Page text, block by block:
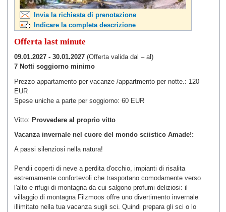
Invia la richiesta di prenotazione
Indicare la completa descrizione
Offerta last minute
09.01.2027 - 30.01.2027(Offerta valida dal – al)
7 Notti soggiorno minimo
Prezzo appartamento per vacanze /appartmento per notte.: 120
EUR
Spese uniche a parte per soggiorno: 60 EUR
Vitto: Provvedere al proprio vitto
Vacanza invernale nel cuore del mondo sciistico Amade!:
A passi silenziosi nella natura!
Pendii coperti di neve a perdita d'occhio, impianti di risalita
estremamente confortevoli che trasportano comodamente verso
l'alto e rifugi di montagna da cui salgono profumi deliziosi: il
villaggio di montagna Filzmoos offre uno divertimento invernale
illimitato nella tua vacanza sugli sci. Quindi prepara gli sci o lo